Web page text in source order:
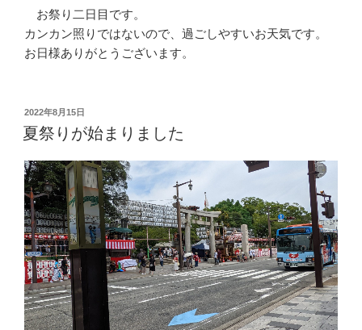
お祭り二日目です。
カンカン照りではないので、過ごしやすいお天気です。
お日様ありがとうございます。
投
稿
日:
2022年8月15日
夏祭りが始まりました